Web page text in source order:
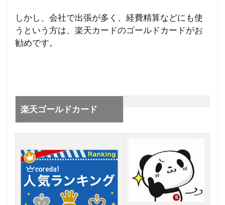
しかし、会社で出張が多く、経費精算などにも使
うという方は、楽天カードのゴールドカードがお
勧めです。
楽天ゴールドカード